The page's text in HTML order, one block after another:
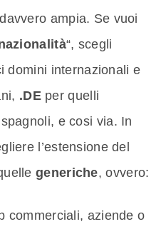
ampia. Se vuoi
“, scegli
domini internazionali e
.DEper quelli
e cosi via. In
l’estensione del
generiche, ovvero:
commerciali, aziende o